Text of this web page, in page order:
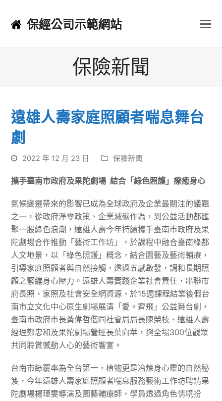
保經公司示範網站
保險新聞
遠雄人壽家庭照顧者喘息舞台
劇
2022 年 12 月 23 日 保險新聞
攜手臺南市政府及果陀劇場 結合「綠色照護」療癒身心
氣候變遷帶來的影響已成為全球政府及企業最關注的議題
之一，從政府淨零政策、企業減碳作為，到公益活動都匯
聚一股綠色浪潮，遠雄人壽今年持續攜手臺南市政府及果
陀劇場合作推動「藝術工作坊」，於課程中融合臺南綠都
人文地景，以「綠色照護」概念，結合園藝及藝術輔療，
引導家庭照顧者與自然接觸，透過五感啟發，調和長期照
顧之緊繃身心壓力。遠雄人壽實踐企業社會責任，串聯市
府長照、家照及社會安全網資源，於15週課程結業後假台
南市立文化中心原生劇場展演「愛。齊飛」公益舞台劇，
臺南市政府市長黃偉哲偕同社會局局長陳榮枝、遠雄人壽
經理鄭忠和及果陀劇場營運長葉向華，與全場300位觀眾
共同聆賞憾動人心的藝術響宴。
台南市綠覆率為全台第一，植物更是冶煉身心靈的自然秘
笈，今年遠雄人壽家庭照顧者喘息服務藝術工作坊聘請果
陀劇場楊瑾雯導演及園藝輔療師，學員透過角色情境扮